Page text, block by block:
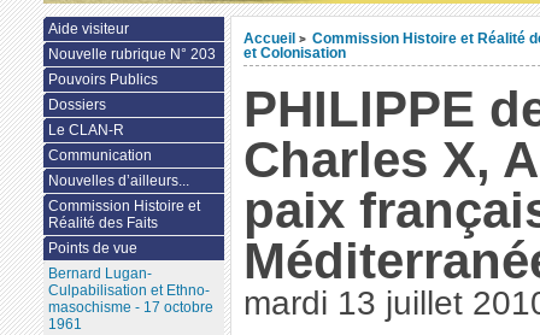
Accueil > Commission Histoire et Réalité
et Colonisation
PHILIPPE
Charles X,
paix
mardi 13 juillet
Aide visiteur
Nouvelle rubrique N° 203
Pouvoirs Publics
Dossiers
Le CLAN-R
Communication
Nouvelles d’ailleurs...
Commission Histoire et
Réalité des Faits
Points de vue
Bernard Lugan-
Culpabilisation et Ethno-
masochisme - 17 octobre
1961